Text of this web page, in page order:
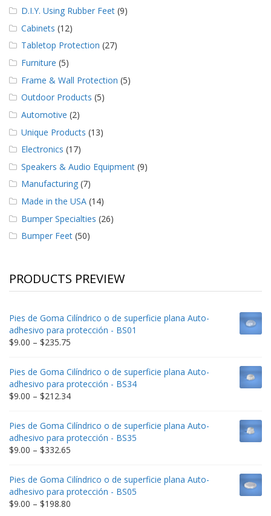
á
c
e
n
o
s
D.I.Y. Using Rubber Feet (9)
Cabinets (12)
Tabletop Protection (27)
Furniture (5)
Frame & Wall Protection (5)
Outdoor Products (5)
Automotive (2)
Unique Products (13)
Electronics (17)
Speakers & Audio Equipment (9)
Manufacturing (7)
Made in the USA (14)
Bumper Specialties (26)
Bumper Feet (50)
PRODUCTS PREVIEW
Pies de Goma Cilíndrico o de superficie plana Auto-
adhesivo para protección - BS01
$9.00 – $235.75
$9.00
through
$235.75
Pies de Goma Cilíndrico o de superficie plana Auto-
adhesivo para protección - BS34
$9.00 – $212.34Price
$9.00
through
$212.34
Pies de Goma Cilíndrico o de superficie plana Auto-
adhesivo para protección - BS35
$9.00 – $332.65
$9.00
through
$332.65
Pies de Goma Cilíndrico o de superficie plana Auto-
adhesivo para protección - BS05
$9.00 – $198.80